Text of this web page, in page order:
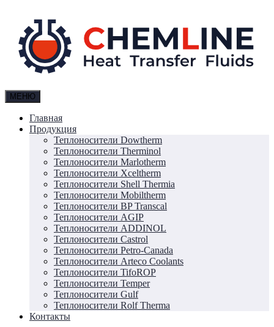
МЕНЮ
Главная
Продукция
Теплоносители Dowtherm
Теплоносители Therminol
Теплоносители Marlotherm
Теплоносители Xceltherm
Теплоносители Shell Thermia
Теплоносители Mobiltherm
Теплоносители BP Transcal
Теплоносители AGIP
Теплоносители ADDINOL
Теплоносители Castrol
Теплоносители Petro-Canada
Теплоносители Arteco Coolants
Теплоносители TifoROP
Теплоносители Temper
Теплоносители Gulf
Теплоносители Rolf Therma
Контакты